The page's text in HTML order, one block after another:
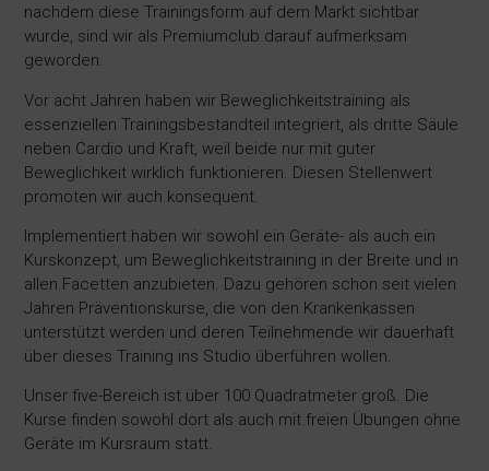
nachdem diese Trainingsform auf dem Markt sichtbar
wurde, sind wir als Premiumclub darauf aufmerksam
geworden.
Vor acht Jahren haben wir Beweglichkeitstraining als
essenziellen Trainingsbestandteil integriert, als dritte Säule
neben Cardio und Kraft, weil beide nur mit guter
Beweglichkeit wirklich funktionieren. Diesen Stellenwert
promoten wir auch konsequent.
Implementiert haben wir sowohl ein Geräte- als auch ein
Kurskonzept, um Beweglichkeitstraining in der Breite und in
allen Facetten anzubieten. Dazu gehören schon seit vielen
Jahren Präventionskurse, die von den Krankenkassen
unterstützt werden und deren Teilnehmende wir dauerhaft
über dieses Training ins Studio überführen wollen.
Unser five-Bereich ist über 100 Quadratmeter groß. Die
Kurse finden sowohl dort als auch mit freien Übungen ohne
Geräte im Kursraum statt.